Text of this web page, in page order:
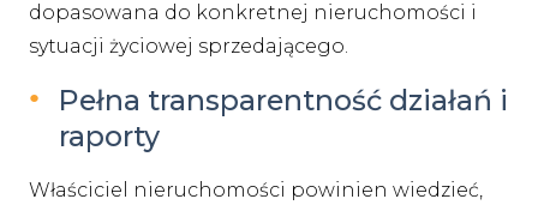
dopasowana do konkretnej nieruchomości i
sytuacji życiowej sprzedającego.
Pełna transparentność działań i
raporty
Właściciel nieruchomości powinien wiedzieć,